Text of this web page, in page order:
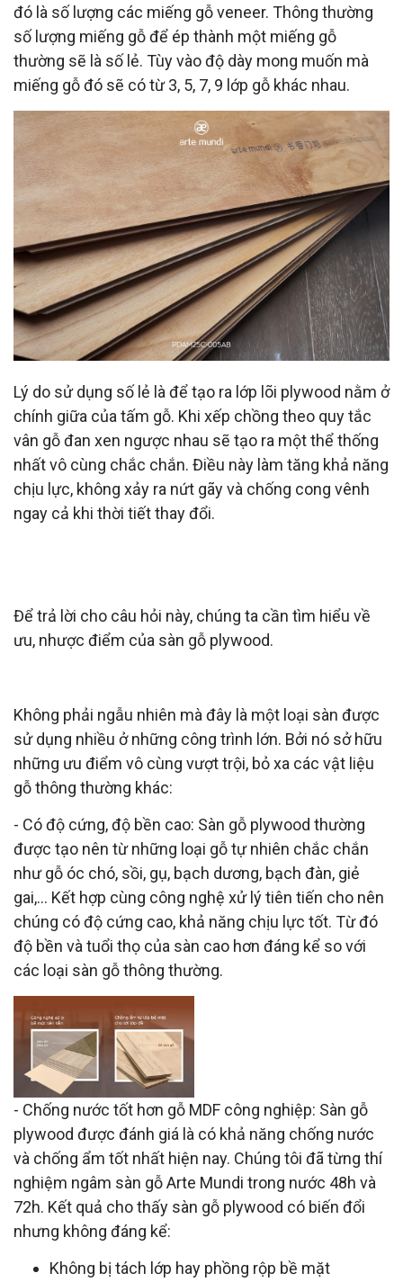
đó là số lượng các miếng gỗ veneer. Thông thường
số lượng miếng gỗ để ép thành một miếng gỗ
thường sẽ là số lẻ. Tùy vào độ dày mong muốn mà
miếng gỗ đó sẽ có từ 3, 5, 7, 9 lớp gỗ khác nhau.
Lý do sử dụng số lẻ là để tạo ra lớp lõi plywood nằm ở
chính giữa của tấm gỗ. Khi xếp chồng theo quy tắc
vân gỗ đan xen ngược nhau sẽ tạo ra một thể thống
nhất vô cùng chắc chắn. Điều này làm tăng khả năng
chịu lực, không xảy ra nứt gãy và chống cong vênh
ngay cả khi thời tiết thay đổi.
Để trả lời cho câu hỏi này, chúng ta cần tìm hiểu về
ưu, nhược điểm của sàn gỗ plywood.
Không phải ngẫu nhiên mà đây là một loại sàn được
sử dụng nhiều ở những công trình lớn. Bởi nó sở hữu
những ưu điểm vô cùng vượt trội, bỏ xa các vật liệu
gỗ thông thường khác:
- Có độ cứng, độ bền cao: Sàn gỗ plywood thường
được tạo nên từ những loại gỗ tự nhiên chắc chắn
như gỗ óc chó, sồi, gụ, bạch dương, bạch đàn, giẻ
gai,... Kết hợp cùng công nghệ xử lý tiên tiến cho nên
chúng có độ cứng cao, khả năng chịu lực tốt. Từ đó
độ bền và tuổi thọ của sàn cao hơn đáng kể so với
các loại sàn gỗ thông thường.
- Chống nước tốt hơn gỗ MDF công nghiệp: Sàn gỗ
plywood được đánh giá là có khả năng chống nước
và chống ẩm tốt nhất hiện nay. Chúng tôi đã từng thí
nghiệm ngâm sàn gỗ Arte Mundi trong nước 48h và
72h. Kết quả cho thấy sàn gỗ plywood có biến đổi
nhưng không đáng kể:
Không bị tách lớp hay phồng rộp bề mặt